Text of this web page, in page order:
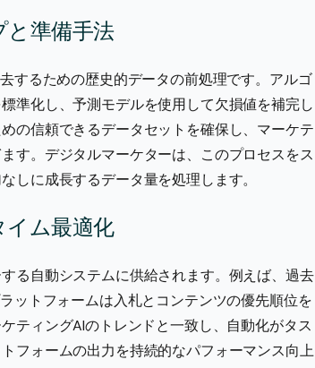
と準備手法
するための歴史的データの前処理です。アルゴ
準化し、予測モデルを使用して欠損値を補完し
の信頼できるデータセットを確保し、マーケテ
す。デジタルマーケターは、このプロセスをス
しに成長するデータ量を処理します。
イム最適化
る自動システムに供給されます。例えば、過去
ットフォームは入札とコンテンツの優先順位を
ティングAIのトレンドと一致し、自動化がタス
フォームの出力を持続的なパフォーマンス向上